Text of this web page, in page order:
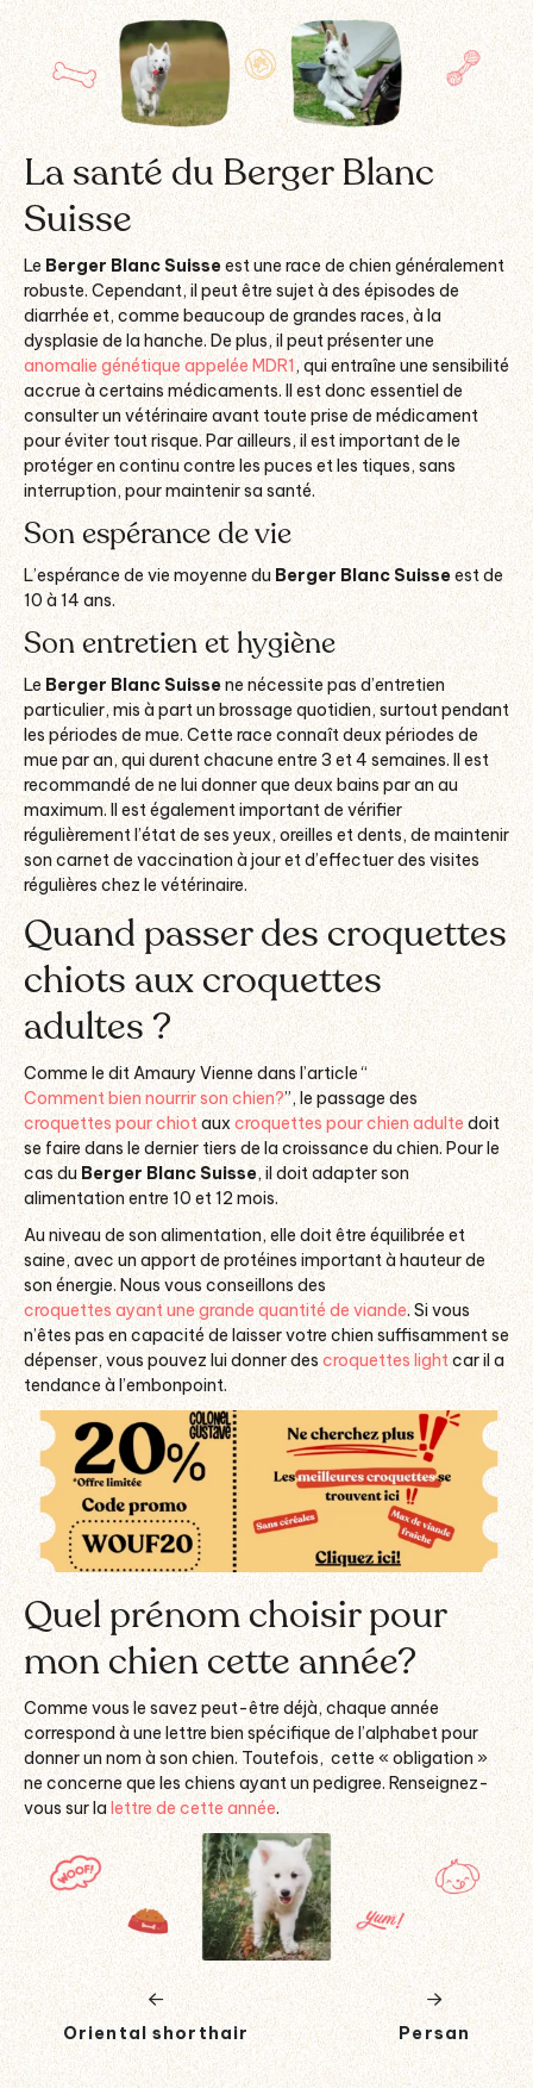
La santé du Berger Blanc
Suisse
Le Berger Blanc Suisseest une race de chien généralement
robuste. Cependant, il peut être sujet à des épisodes de
diarrhée et, comme beaucoup de grandes races, à la
dysplasie de la hanche. De plus, il peut présenter une
anomalie génétique appelée MDR1, qui entraîne une sensibilité
accrue à certains médicaments. Il est donc essentiel de
consulter un vétérinaire avant toute prise de médicament
pour éviter tout risque. Par ailleurs, il est important de le
protéger en continu contre les puces et les tiques, sans
interruption, pour maintenir sa santé.
Son espérance de vie
L’espérance de vie moyenne du Berger Blanc Suisseest de
10 à 14 ans.
Son entretien et hygiène
Le Berger Blanc Suissene nécessite pas d’entretien
particulier, mis à part un brossage quotidien, surtout pendant
les périodes de mue. Cette race connaît deux périodes de
mue par an, qui durent chacune entre 3 et 4 semaines. Il est
recommandé de ne lui donner que deux bains par an au
maximum. Il est également important de vérifier
régulièrement l’état de ses yeux, oreilles et dents, de maintenir
son carnet de vaccination à jour et d’effectuer des visites
régulières chez le vétérinaire.
Quand passer des croquettes
chiots aux croquettes
adultes ?
Comme le dit Amaury Vienne dans l’article “
Comment bien nourrir son chien?”, le passage des
croquettes pour chiotaux croquettes pour chien adulte doit
se faire dans le dernier tiers de la croissance du chien. Pour le
cas du Berger Blanc Suisse, il doit adapter son
alimentation entre 10 et 12 mois.
Au niveau de son alimentation, elle doit être équilibrée et
saine, avec un apport de protéines important à hauteur de
son énergie. Nous vous conseillons des
croquettes ayant une grande quantité de viande. Si vous
n’êtes pas en capacité de laisser votre chien suffisamment se
dépenser, vous pouvez lui donner des croquettes lightcar il a
tendance à l’embonpoint.
Quel prénom choisir pour
mon chien cette année?
Comme vous le savez peut-être déjà, chaque année
correspond à une lettre bien spécifique de l’alphabet pour
donner un nom à son chien. Toutefois, cette « obligation »
ne concerne que les chiens ayant un pedigree. Renseignez-
vous sur la lettre de cette année.
Oriental shorthair Persan